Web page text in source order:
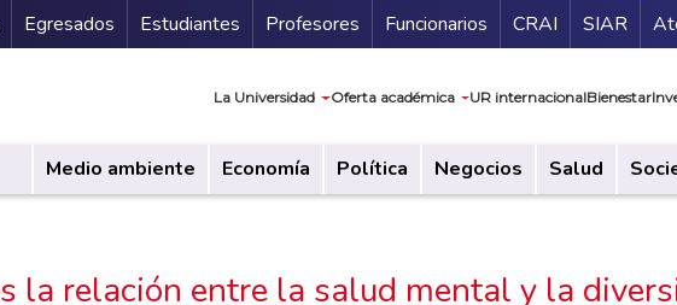
Secundario
Egresados Estudiantes Profesores Funcionarios Guía
CRAI SIAR
La Universidad Oferta académica UR internacionalBienestar
Medio ambiente Economía Política Negocios Salud
la relación entre la salud mental y la